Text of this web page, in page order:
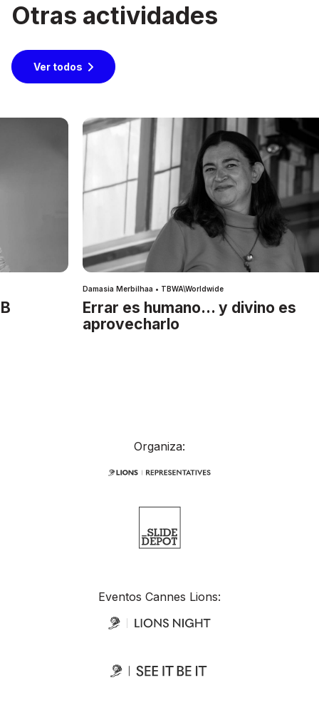
Otras actividades
Ver todos
Damasia Merbilhaa • TBWA\Worldwide
Errar es humano… y divino es
aprovecharlo
Organiza:
Eventos Cannes Lions: